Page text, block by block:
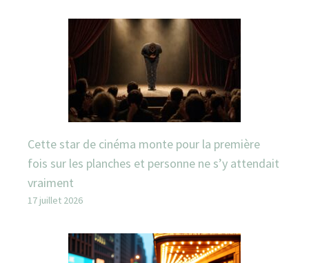
Cette star de cinéma monte pour la première
fois sur les planches et personne ne s’y attendait
vraiment
17 juillet 2026